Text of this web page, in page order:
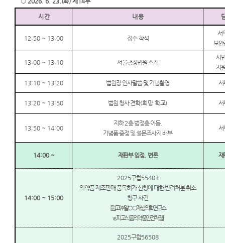
시 간 내 용
12:50 ~ 13:00 접수·착석
서
보안
13:00 ~ 13:10 서울행정법원 소개
사
지
13:10 ~ 13:20 법원장 인사말씀 및 기념촬영 서
13:20 ~ 13:50 법원 청사 견학(희망 학교) 서
13:50 ~ 14:00
지하2층 법정층 이동,
기념품 증정 및 설문조사지 배부
서
14:00 ~ 재판부 입정, 변론 재
14:00 ~ 15:00
2025구합55403
의약품 제조판매 품목허가 신청에 대한 반려처분 취소
청구 사건
원고㈜알○○재생의학연구소
vs.피고 식품의약품안전처장]
2025구합56508